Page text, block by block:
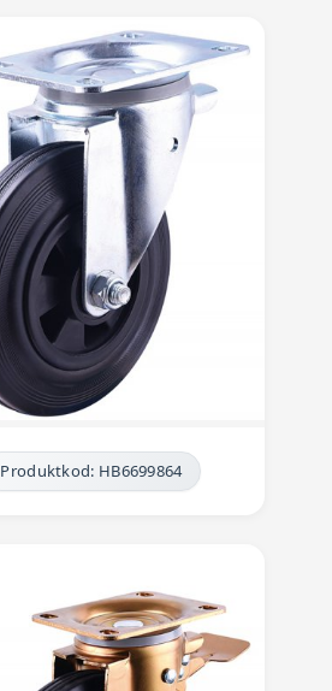
Produktkod: HB6699864